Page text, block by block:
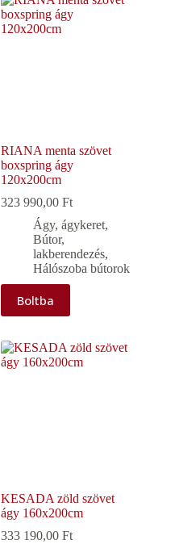
RIANA menta szövet
boxspring ágy
120x200cm
323 990,00Ft
Ágy, ágykeret,
Bútor,
lakberendezés,
Hálószoba bútorok
Boltba
KESADA zöld szövet
ágy 160x200cm
333 190,00Ft